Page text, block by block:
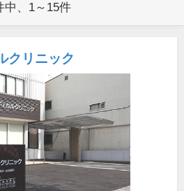
中、 1～15件
クリニック